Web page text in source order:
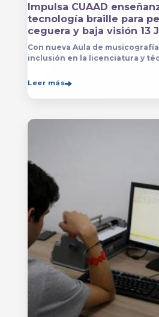
Impulsa CUAAD
tecnología braille para
ceguera y baja visión 13
Con nueva Aula de
inclusión en la licenciatura y
formen con mayor autonomía
Leer más